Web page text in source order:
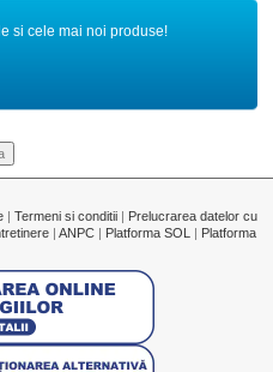
si cele mai noi produse!
| Termeni si conditii | Prelucrarea datelor cu
| ANPC | Platforma SOL | Platforma